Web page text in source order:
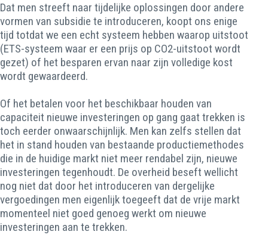
Dat men streeft naar tijdelijke oplossingen door andere
vormen van subsidie te introduceren, koopt ons enige
tijd totdat we een echt systeem hebben waarop uitstoot
(ETS-systeem waar er een prijs op CO2-uitstoot wordt
gezet) of het besparen ervan naar zijn volledige kost
wordt gewaardeerd.
Of het betalen voor het beschikbaar houden van
capaciteit nieuwe investeringen op gang gaat trekken is
toch eerder onwaarschijnlijk. Men kan zelfs stellen dat
het in stand houden van bestaande productiemethodes
die in de huidige markt niet meer rendabel zijn, nieuwe
investeringen tegenhoudt. De overheid beseft wellicht
nog niet dat door het introduceren van dergelijke
vergoedingen men eigenlijk toegeeft dat de vrije markt
momenteel niet goed genoeg werkt om nieuwe
investeringen aan te trekken.